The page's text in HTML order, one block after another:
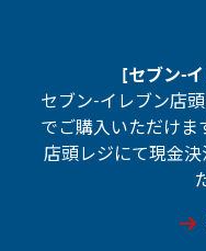
[セブン-
セブン-イレブン店
でご購入いただけ
店頭レジにて現金